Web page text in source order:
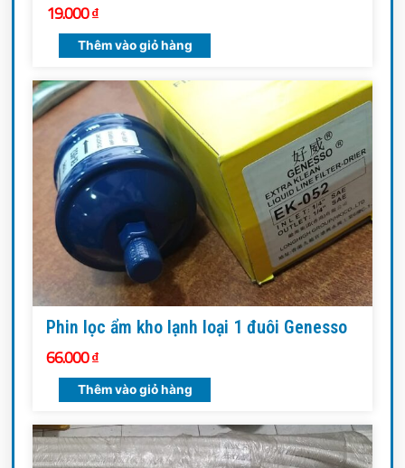
19.000₫
Thêm vào giỏ hàng
Phin lọc ẩm kho lạnh loại 1 đuôi Genesso
66.000₫
Thêm vào giỏ hàng